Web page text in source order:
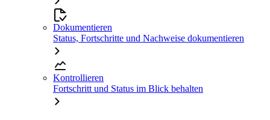
Dokumentieren
Status, Fortschritte und Nachweise dokumentieren
Kontrollieren
Fortschritt und Status im Blick behalten